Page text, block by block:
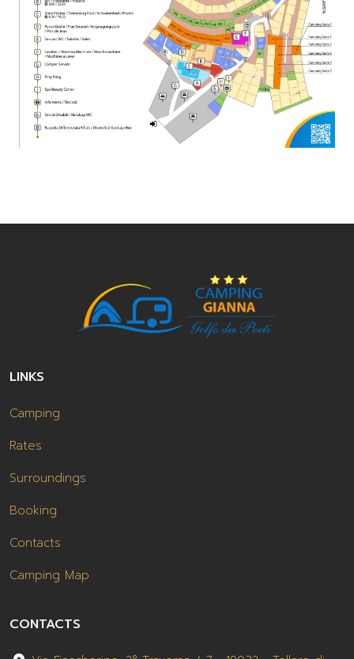
LINKS
Camping
Rates
Surroundings
Booking
Contacts
Camping Map
CONTACTS